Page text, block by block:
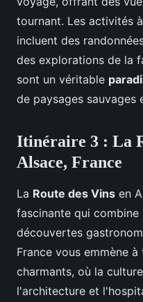
tournant. Les activités
incluent des
des explorations de la
sont un véritable
de paysages sauvages
Itinéraire 3 : La
Alsace, France
La Route des Vins en
fascinante qui
découvertes
France vous emmène
charmants, où la
l'architecture et